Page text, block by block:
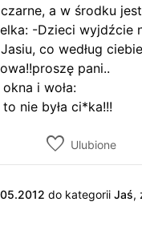
a w środku
-Dzieci
co według
pani..
i woła:
nie była ci*ka!!!
Ulubione
do kategoriiJaś,